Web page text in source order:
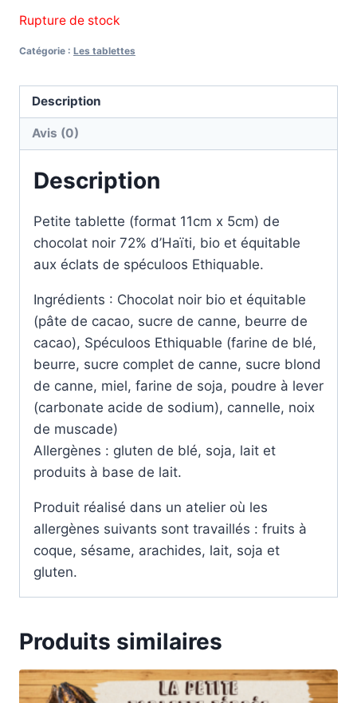
Rupture de stock
Catégorie : Les tablettes
Description
Avis (0)
Description
Petite tablette (format 11cm x 5cm) de
chocolat noir 72% d’Haïti, bio et équitable
aux éclats de spéculoos Ethiquable.
Ingrédients : Chocolat noir bio et équitable
(pâte de cacao, sucre de canne, beurre de
cacao), Spéculoos Ethiquable (farine de blé,
beurre, sucre complet de canne, sucre blond
de canne, miel, farine de soja, poudre à lever
(carbonate acide de sodium), cannelle, noix
de muscade)
Allergènes : gluten de blé, soja, lait et
produits à base de lait.
Produit réalisé dans un atelier où les
allergènes suivants sont travaillés : fruits à
coque, sésame, arachides, lait, soja et
gluten.
Produits similaires